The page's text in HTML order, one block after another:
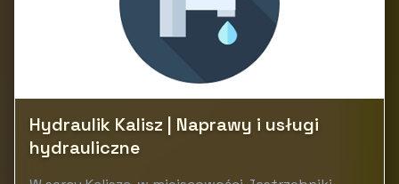
Hydraulik Kalisz | Naprawy i usługi
hydrauliczne